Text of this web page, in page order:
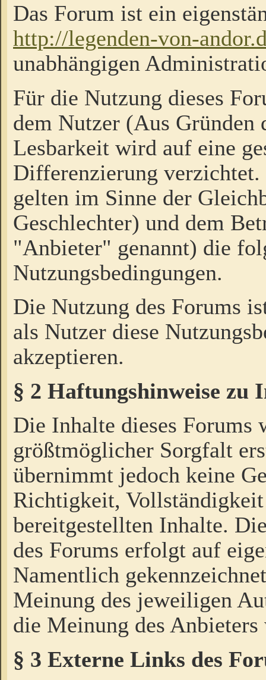
Das Forum ist ein
http://legenden-von-
unabhängigen
Für die Nutzung dieses
dem Nutzer (Aus Gründen
Lesbarkeit wird auf eine
Differenzierung
gelten im Sinne der
Geschlechter) und dem
"Anbieter" genannt) die
Nutzungsbedingungen.
Die Nutzung des Forums
als Nutzer diese
akzeptieren.
§ 2 Haftungshinweise zu
Die Inhalte dieses Forums
größtmöglicher Sorgfalt
übernimmt jedoch keine
Richtigkeit,
bereitgestellten Inhalte.
des Forums erfolgt auf
Namentlich
Meinung des jeweiligen
die Meinung des Anbieters
§ 3 Externe Links des